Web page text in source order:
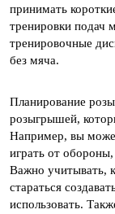
принимать
тренировки подач
тренировочные
без мяча.
Планирование
розыгрышей,
Например, вы
играть от
Важно учитывать,
стараться
использовать.